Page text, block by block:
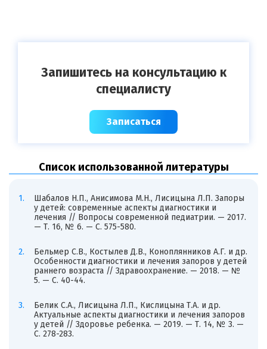
Запишитесь на консультацию к
специалисту
Записаться
Список использованной литературы
Шабалов Н.П., Анисимова М.Н., Лисицына Л.П. Запоры
у детей: современные аспекты диагностики и
лечения // Вопросы современной педиатрии. — 2017.
— Т. 16, № 6. — С. 575-580.
Бельмер С.В., Костылев Д.В., Коноплянников А.Г. и др.
Особенности диагностики и лечения запоров у детей
раннего возраста // Здравоохранение. — 2018. — №
5. — С. 40-44.
Белик С.А., Лисицына Л.П., Кислицына Т.А. и др.
Актуальные аспекты диагностики и лечения запоров
у детей // Здоровье ребенка. — 2019. — Т. 14, № 3. —
С. 278-283.